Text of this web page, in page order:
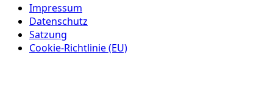
Impressum
Datenschutz
Satzung
Cookie-Richtlinie (EU)